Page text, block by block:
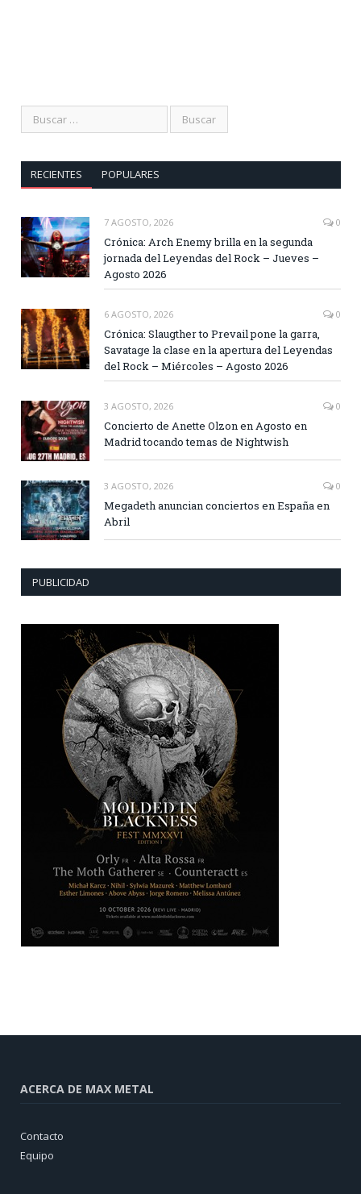
RECIENTES POPULARES
7 AGOSTO, 2026 0
Crónica: Arch Enemy brilla en la segunda
jornada del Leyendas del Rock – Jueves –
Agosto 2026
6 AGOSTO, 2026 0
Crónica: Slaugther to Prevail pone la garra,
Savatage la clase en la apertura del Leyendas
del Rock – Miércoles – Agosto 2026
3 AGOSTO, 2026 0
Concierto de Anette Olzon en Agosto en
Madrid tocando temas de Nightwish
3 AGOSTO, 2026 0
Megadeth anuncian conciertos en España en
Abril
PUBLICIDAD
ACERCA DE MAX METAL
Contacto
Equipo